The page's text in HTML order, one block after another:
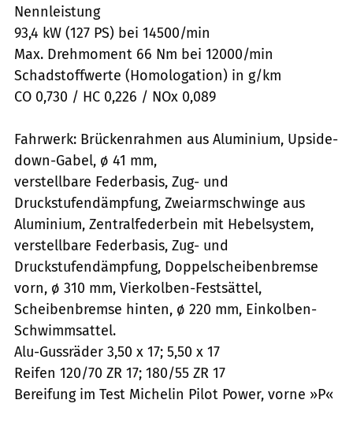
Nennleistung
93,4 kW (127 PS) bei 14500/min
Max. Drehmoment 66 Nm bei 12000/min
Schadstoffwerte (Homologation) in g/km
CO 0,730 / HC 0,226 / NOx 0,089
Fahrwerk: Brückenrahmen aus Aluminium, Upside-
down-Gabel, ø 41 mm,
verstellbare Federbasis, Zug- und
Druckstufendämpfung, Zweiarmschwinge aus
Aluminium, Zentralfederbein mit Hebelsystem,
verstellbare Federbasis, Zug- und
Druckstufendämpfung, Doppelscheibenbremse
vorn, ø 310 mm, Vierkolben-Festsättel,
Scheibenbremse hinten, ø 220 mm, Einkolben-
Schwimmsattel.
Alu-Gussräder 3,50 x 17; 5,50 x 17
Reifen 120/70 ZR 17; 180/55 ZR 17
Bereifung im Test Michelin Pilot Power, vorne »P«